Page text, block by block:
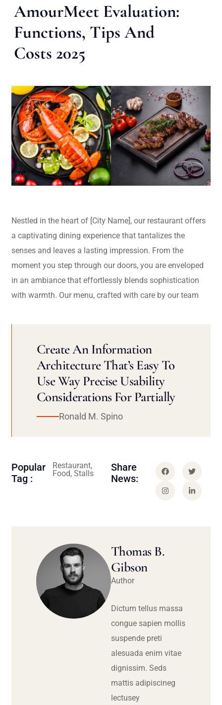
AmourMeet Evaluation:
Functions, Tips And
Costs 2025
Nestled in the heart of [City Name], our restaurant offers
a captivating dining experience that tantalizes the
senses and leaves a lasting impression. From the
moment you step through our doors, you are enveloped
in an ambiance that effortlessly blends sophistication
with warmth. Our menu, crafted with care by our team
Create An Information
Architecture That’s Easy To
Use Way Precise Usability
Considerations For Partially
Ronald M. Spino
Popular
Tag :
Restaurant,
Food, Stalls
Share
News:
Thomas B.
Gibson
Author
Dictum tellus massa
congue sapien mollis
suspende preti
alesuada enim vitae
dignissim. Seds
mattis adipiscineg
lectusey